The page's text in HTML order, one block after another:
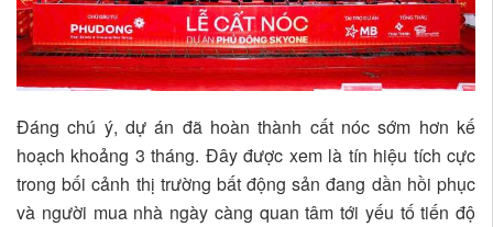
Đáng chú ý, dự án đã hoàn thành cất nóc sớm hơn kế
hoạch khoảng 3 tháng. Đây được xem là tín hiệu tích cực
trong bối cảnh thị trường bất động sản đang dần hồi phục
và người mua nhà ngày càng quan tâm tới yếu tố tiến độ